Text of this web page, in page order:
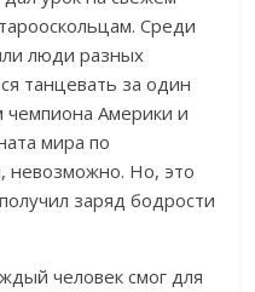
Среди
люди разных
танцевать за один
чемпиона Америки и
мира по
невозможно. Но, это
заряд бодрости
человек смог для